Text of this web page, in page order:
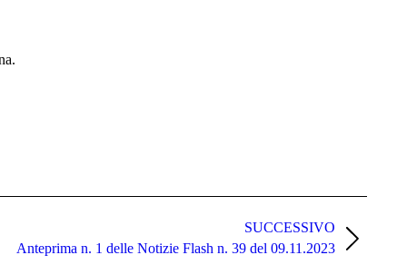
SUCCESSIVO
Anteprima n. 1 delle Notizie Flash n. 39 del 09.11.2023